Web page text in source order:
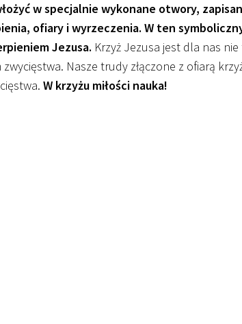
w specjalnie wykonane otwory,
ofiary i wyrzeczenia. W ten
Jezusa. Krzyż Jezusa jest dla nas
Nasze trudy złączone z ofiarą
W krzyżu miłości nauka!